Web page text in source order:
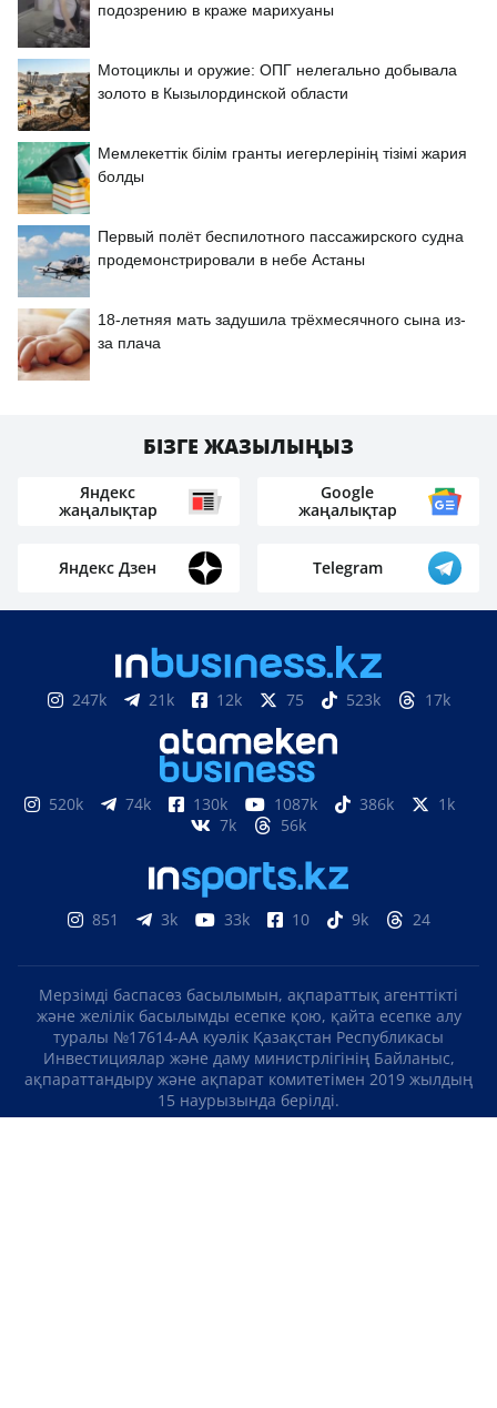
подозрению в краже марихуаны
Мотоциклы и оружие: ОПГ нелегально добывала
золото в Кызылординской области
Мемлекеттік білім гранты иегерлерінің тізімі жария
болды
Первый полёт беспилотного пассажирского судна
продемонстрировали в небе Астаны
18-летняя мать задушила трёхмесячного сына из-
за плача
БІЗГЕ ЖАЗЫЛЫҢЫЗ
Яндекс
жаңалықтар
Google
жаңалықтар
Яндекс Дзен Telegram
247k 21k 12k 75 523k 17k
520k 74k 130k 1087k 386k
1k
7k
56k
851 3k 33k 10 9k 24
Мерзімді баспасөз басылымын, ақпараттық агенттікті
және желілік басылымды есепке қою, қайта есепке алу
туралы №17614-АА куәлік Қазақстан Республикасы
Инвестициялар және даму министрлігінің Байланыс,
ақпараттандыру және ақпарат комитетімен 2019 жылдың
15 наурызында берілді.